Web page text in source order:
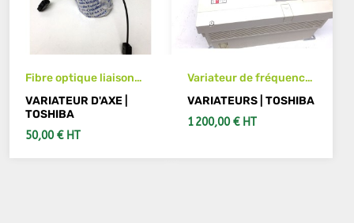
Fibre optique liaison
TOSHIBA TOCP 100 20
cm
VARIATEUR D'AXE |
TOSHIBA
50,00 € HT
Variateur de fréquence
TOSHIBA VFS7-4110P
VARIATEURS | TOSHIBA
1 200,00 € HT